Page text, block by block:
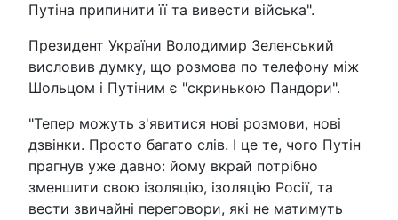
Путіна припинити її та вивести війська".
Президент України Володимир Зеленський
висловив думку, що розмова по телефону між
Шольцом і Путіним є "скринькою Пандори".
"Тепер можуть з'явитися нові розмови, нові
дзвінки. Просто багато слів. І це те, чого Путін
прагнув уже давно: йому вкрай потрібно
зменшити свою ізоляцію, ізоляцію Росії, та
вести звичайні переговори, які не матимуть